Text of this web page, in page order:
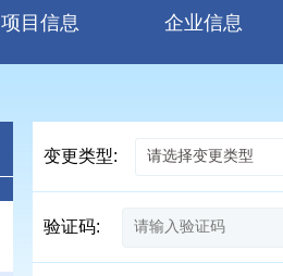
项目信息 企业信息
变更类型:
验证码: